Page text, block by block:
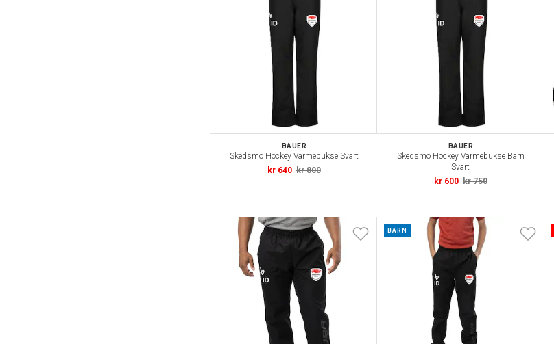
BAUER
Skedsmo Hockey Varmebukse Svart
kr 640 kr 800
BAUER
Skedsmo Hockey Varmebukse Barn
Svart
kr 600 kr 750
BARN